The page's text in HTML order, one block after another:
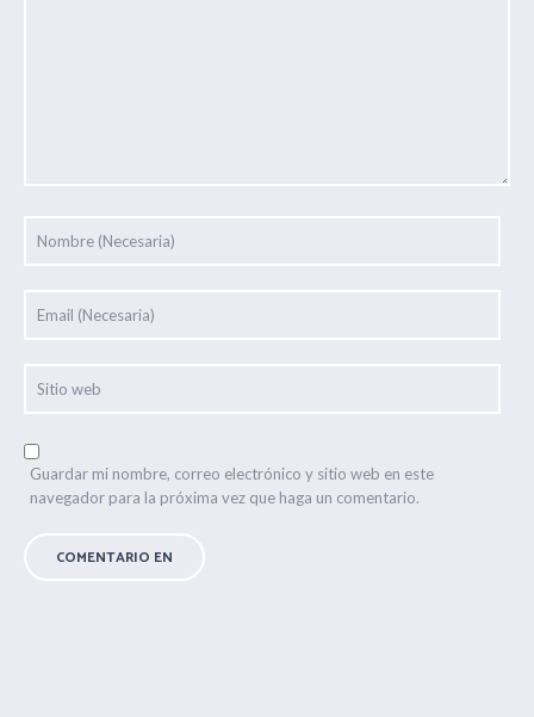
Guardar mi nombre, correo electrónico y sitio web en este
navegador para la próxima vez que haga un comentario.